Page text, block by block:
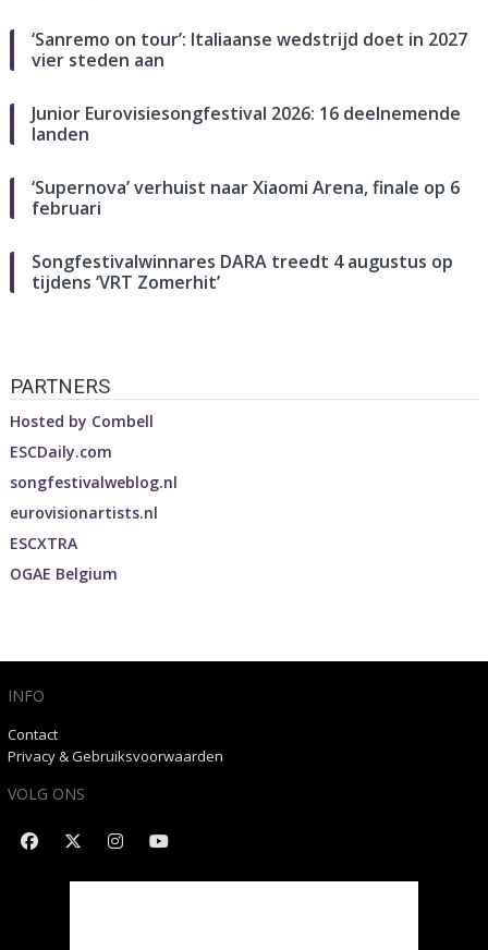
‘Sanremo on tour’: Italiaanse wedstrijd doet in 2027
vier steden aan
Junior Eurovisiesongfestival 2026: 16 deelnemende
landen
‘Supernova’ verhuist naar Xiaomi Arena, finale op 6
februari
Songfestivalwinnares DARA treedt 4 augustus op
tijdens ‘VRT Zomerhit’
PARTNERS
Hosted by Combell
ESCDaily.com
songfestivalweblog.nl
eurovisionartists.nl
ESCXTRA
OGAE Belgium
INFO
Contact
Privacy & Gebruiksvoorwaarden
VOLG ONS